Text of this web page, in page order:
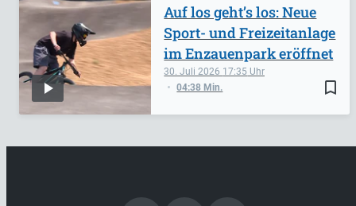
bookmark_border
30. Juli 2026 17:35
04:38 Min.
Auf los geht’s los: Neue
Sport- und Freizeitanlage
im Enzauenpark eröffnet